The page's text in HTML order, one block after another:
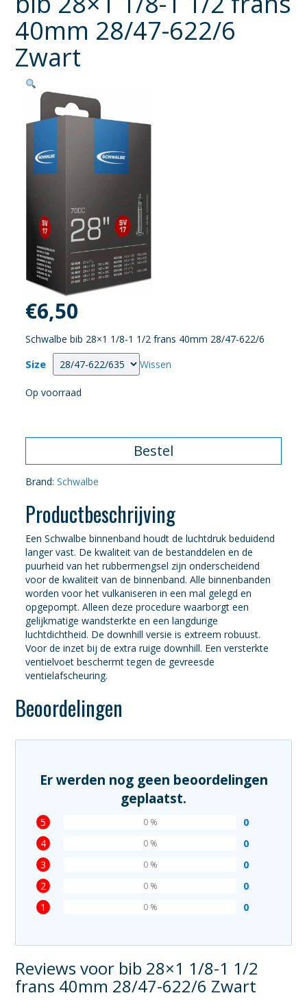
40mm 28/47-622/6
Zwart
€6,50
Schwalbe bib 28×1 1/8-1 1/2 frans 40mm 28/47-622/6
Size Wissen
Op voorraad
Bestel
Brand:Schwalbe
Productbeschrijving
Een Schwalbe binnenband houdt de luchtdruk beduidend
langer vast. De kwaliteit van de bestanddelen en de
puurheid van het rubbermengsel zijn onderscheidend
voor de kwaliteit van de binnenband. Alle binnenbanden
worden voor het vulkaniseren in een mal gelegd en
opgepompt. Alleen deze procedure waarborgt een
gelijkmatige wandsterkte en een langdurige
luchtdichtheid. De downhill versie is extreem robuust.
Voor de inzet bij de extra ruige downhill. Een versterkte
ventielvoet beschermt tegen de gevreesde
ventielafscheuring.
Beoordelingen
Er werden nog geen beoordelingen
geplaatst.
5 0
0 %
4 0
0 %
3 0
0 %
2 0
0 %
1 0
0 %
Reviews voor bib 28×1 1/8-1 1/2
frans 40mm 28/47-622/6 Zwart